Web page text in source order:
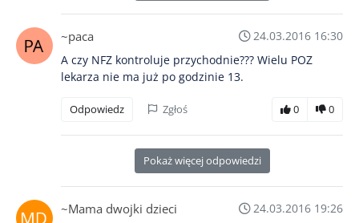
~paca
24.03.2016 16:30
A czy NFZ kontroluje przychodnie??? Wielu POZ
lekarza nie ma już po godzinie 13.
Odpowiedz Zgłoś 0 0
Pokaż więcej odpowiedzi
~Mama dwojki dzieci
24.03.2016 19:26